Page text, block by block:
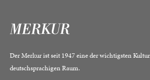
Der Merkur ist seit 1947 eine der wichtigsten
deutschsprachigen Raum.